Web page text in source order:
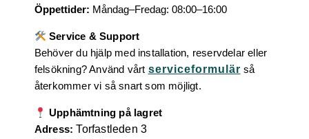
Öppettider: Måndag–Fredag: 08:00–16:00
Service & Support
Behöver du hjälp med installation, reservdelar eller
felsökning? Använd vårt serviceformulär så
återkommer vi så snart som möjligt.
Upphämtning på lagret
Adress:Torfastleden 3